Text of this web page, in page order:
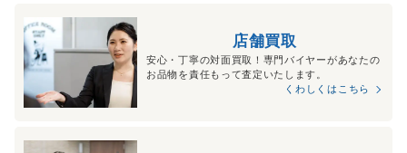
店舗買取
安心・丁寧の対面買取！専門バイヤーがあなたの
お品物を責任もって査定いたします。
くわしくはこちら